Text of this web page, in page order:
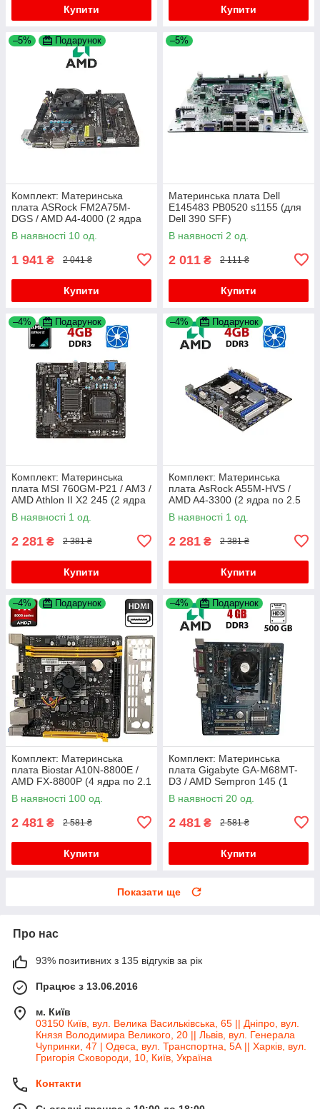
Купити Купити
–5% Подарунок
Комплект: Материнська
плата ASRock FM2A75M-
DGS / AMD A4-4000 (2 ядра
по 3.0 - 3.2 GHz) / FM2 / AMD
Radeon HD 7480D + Кулер
В наявності 10 од.
1 941 ₴ 2 041 ₴
Купити
–5%
Материнська плата Dell
E145483 PB0520 s1155 (для
Dell 390 SFF)
В наявності 2 од.
2 011 ₴ 2 111 ₴
Купити
–4% Подарунок
Комплект: Материнська
плата MSI 760GM-P21 / AM3 /
AMD Athlon II X2 245 (2 ядра
по 2.9 GHz) / 4 GB DDR3 +
Кулер
В наявності 1 од.
2 281 ₴ 2 381 ₴
Купити
–4% Подарунок
Комплект: Материнська
плата AsRock A55M-HVS /
AMD A4-3300 (2 ядра по 2.5
GHz) / FM1 / 4 GB DDR3 /
AMD Radeon HD 6410D +
В наявності 1 од.
2 281 ₴ 2 381 ₴
Купити
–4% Подарунок
Комплект: Материнська
плата Biostar A10N-8800E /
AMD FX-8800P (4 ядра по 2.1
- 3.4 GHz) / Socket FP4 /
Задня заглушка
В наявності 100 од.
2 481 ₴ 2 581 ₴
Купити
–4% Подарунок
Комплект: Материнська
плата Gigabyte GA-M68MT-
D3 / AMD Sempron 145 (1
ядро по 2.8 GHz) / 4 GB
DDR3 / 500 GB HDD / NVIDIA
В наявності 20 од.
2 481 ₴ 2 581 ₴
Купити
Показати ще
Про нас
93% позитивних з 135 відгуків за рік
Працює з 13.06.2016
м. Київ
03150 Київ, вул. Велика Васильківська, 65 || Дніпро, вул.
Князя Володимира Великого, 20 || Львів, вул. Генерала
Чупринки, 47 | Одеса, вул. Транспортна, 5А || Харків, вул.
Григорія Сковороди, 10, Київ, Україна
Контакти